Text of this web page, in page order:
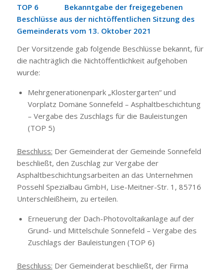
TOP 6 Bekanntgabe der freigegebenen
Beschlüsse aus der nichtöffentlichen Sitzung des
Gemeinderats vom 13. Oktober 2021
Der Vorsitzende gab folgende Beschlüsse bekannt, für
die nachträglich die Nichtöffentlichkeit aufgehoben
wurde:
Mehrgenerationenpark „Klostergarten“ und
Vorplatz Domäne Sonnefeld – Asphaltbeschichtung
– Vergabe des Zuschlags für die Bauleistungen
(TOP 5)
Beschluss: Der Gemeinderat der Gemeinde Sonnefeld
beschließt, den Zuschlag zur Vergabe der
Asphaltbeschichtungsarbeiten an das Unternehmen
Possehl Spezialbau GmbH, Lise-Meitner-Str. 1, 85716
Unterschleißheim, zu erteilen.
Erneuerung der Dach-Photovoltaikanlage auf der
Grund- und Mittelschule Sonnefeld – Vergabe des
Zuschlags der Bauleistungen (TOP 6)
Beschluss: Der Gemeinderat beschließt, der Firma